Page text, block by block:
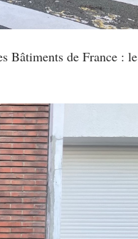
Bâtiments de France : le